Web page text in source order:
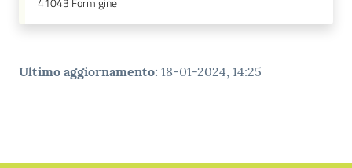
Ultimo aggiornamento: 18-01-2024, 14:25